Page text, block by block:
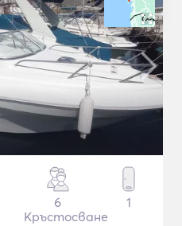
6
Кръстосване
1